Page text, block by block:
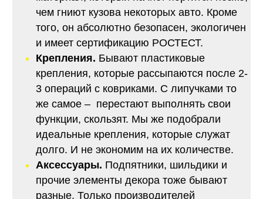
чем гниют кузова некоторых авто. Кроме
того, он абсолютно безопасен, экологичен
и имеет сертификацию РОСТЕСТ.
Крепления. Бывают пластиковые
крепления, которые рассыпаются после 2-
3 операций с ковриками. С липучками то
же самое – перестают выполнять свои
функции, скользят. Мы же подобрали
идеальные крепления, которые служат
долго. И не экономим на их количестве.
Аксессуары. Подпятники, шильдики и
прочие элементы декора тоже бывают
разные. Только производителей